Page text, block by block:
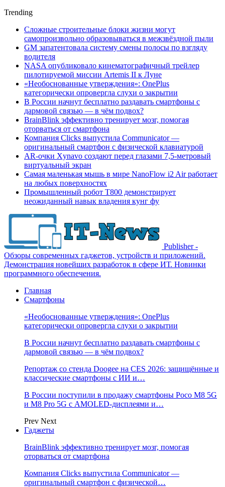
Trending
Сложные строительные блоки жизни могут
самопроизвольно образовываться в межзвёздной пыли
GM запатентовала систему смены полосы по взгляду
водителя
NASA опубликовало кинематографичный трейлер
пилотируемой миссии Artemis II к Луне
«Необоснованные утверждения»: OnePlus
категорически опровергла слухи о закрытии
В России начнут бесплатно раздавать смартфоны с
дармовой связью — в чём подвох?
BrainBlink эффективно тренирует мозг, помогая
оторваться от смартфона
Компания Clicks выпустила Communicator —
оригинальный смартфон с физической клавиатурой
AR-очки Xynavo создают перед глазами 7,5-метровый
виртуальный экран
Самая маленькая мышь в мире NanoFlow i2 Air работает
на любых поверхностях
Промышленный робот Т800 демонстрирует
неожиданный навык владения кунг фу
Publisher -
Обзоры современных гаджетов, устройств и приложений.
Демонстрация новейших разработок в сфере ИТ. Новинки
программного обеспечения.
Главная
Смартфоны
«Необоснованные утверждения»: OnePlus
категорически опровергла слухи о закрытии
В России начнут бесплатно раздавать смартфоны с
дармовой связью — в чём подвох?
Репортаж со стенда Doogee на CES 2026: защищённые и
классические смартфоны с ИИ и…
В России поступили в продажу смартфоны Poco M8 5G
и M8 Pro 5G с AMOLED-дисплеями и…
Prev Next
Гаджеты
BrainBlink эффективно тренирует мозг, помогая
оторваться от смартфона
Компания Clicks выпустила Communicator —
оригинальный смартфон с физической…